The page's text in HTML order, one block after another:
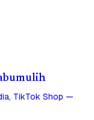
TikTok Shop —